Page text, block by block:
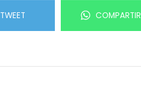
TWEET COMPARTIR